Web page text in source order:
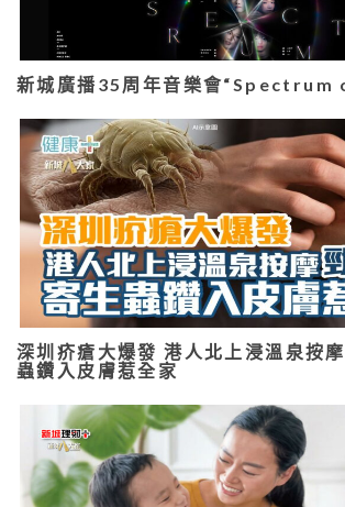
新城廣播35周年音樂會“Spectrum
深圳疥瘡大爆發 港人北上浸溫泉按
蟲鑽入皮膚惹全家